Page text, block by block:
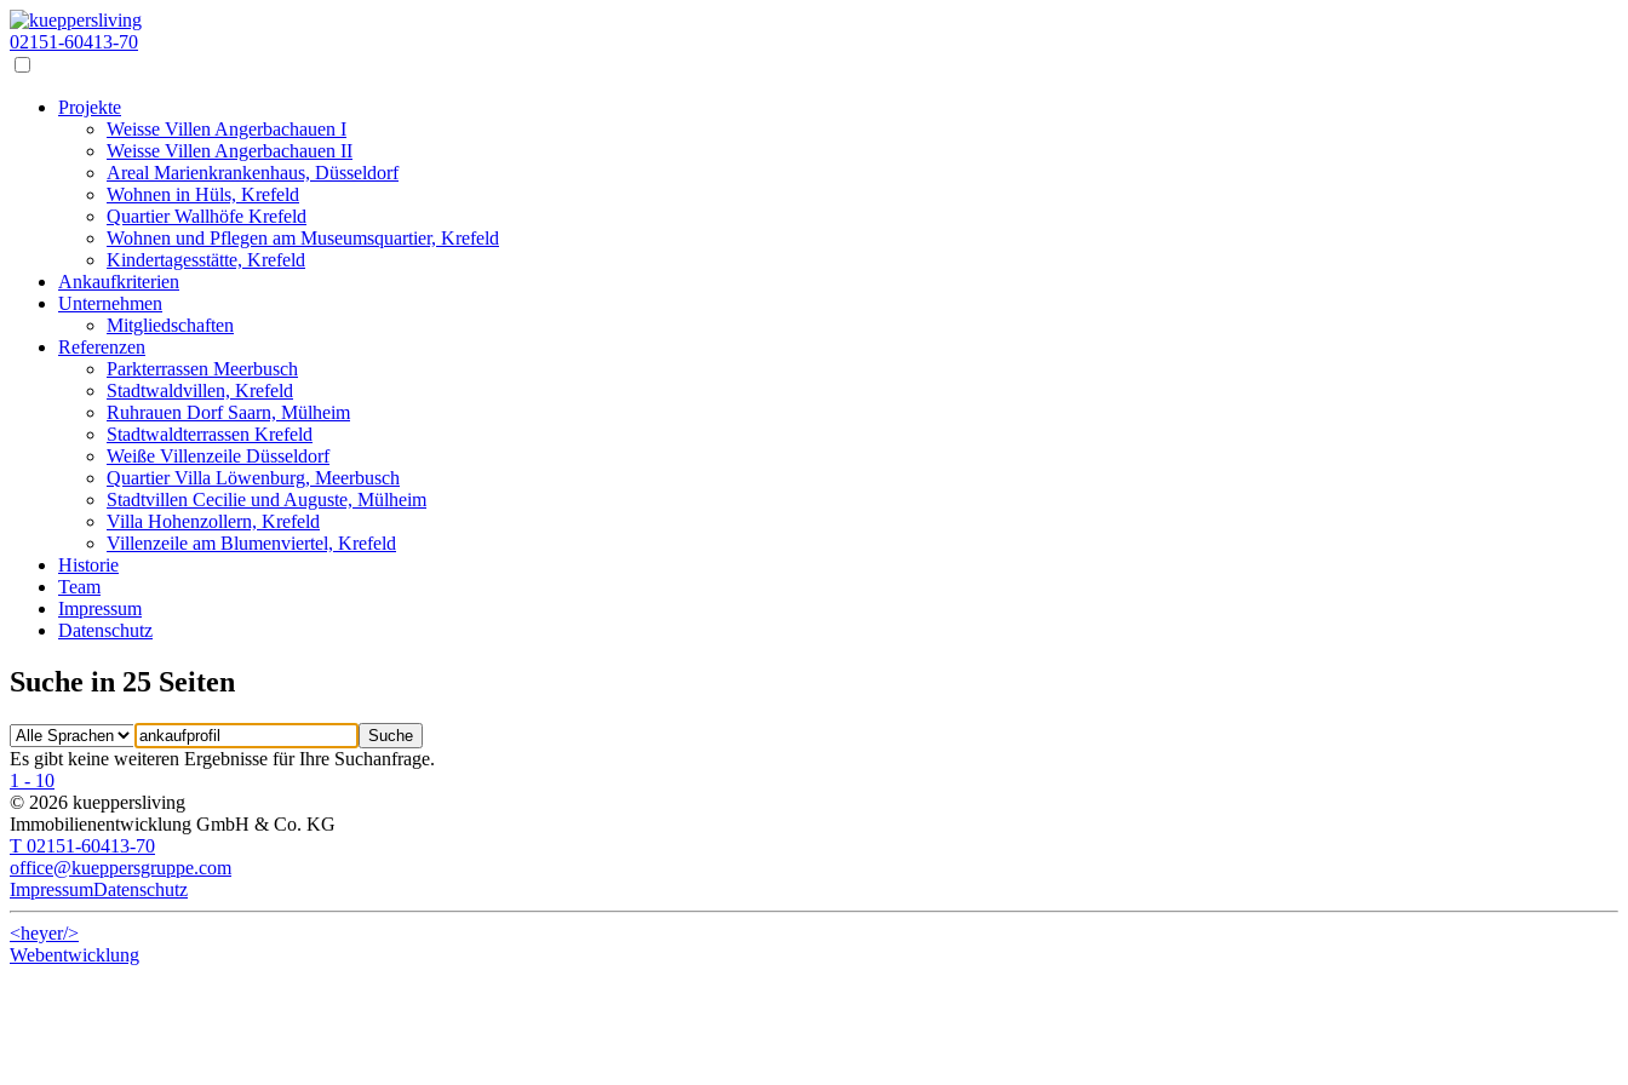
02151-60413-70
Projekte
Weisse Villen Angerbachauen I
Weisse Villen Angerbachauen II
Areal Marienkrankenhaus, Düsseldorf
Wohnen in Hüls, Krefeld
Quartier Wallhöfe Krefeld
Wohnen und Pflegen am Museumsquartier, Krefeld
Kindertagesstätte, Krefeld
Ankaufkriterien
Unternehmen
Mitgliedschaften
Referenzen
Parkterrassen Meerbusch
Stadtwaldvillen, Krefeld
Ruhrauen Dorf Saarn, Mülheim
Stadtwaldterrassen Krefeld
Weiße Villenzeile Düsseldorf
Quartier Villa Löwenburg, Meerbusch
Stadtvillen Cecilie und Auguste, Mülheim
Villa Hohenzollern, Krefeld
Villenzeile am Blumenviertel, Krefeld
Historie
Team
Impressum
Datenschutz
Suche in 25 Seiten
Es gibt keine weiteren Ergebnisse für Ihre Suchanfrage.
1 - 10
© 2026 kueppersliving
Immobilienentwicklung GmbH & Co. KG
T 02151-60413-70
office@kueppersgruppe.com
ImpressumDatenschutz
<heyer/>
Webentwicklung